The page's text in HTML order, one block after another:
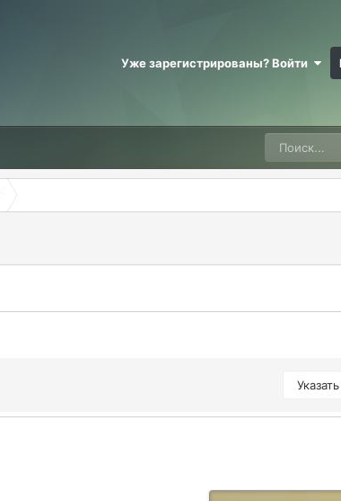
Уже зарегистрированы? Войти
Майкл
@Sensuella
ДусяАгрегаТ
Последние
это печально
ДусяАгрегаТ
Justina